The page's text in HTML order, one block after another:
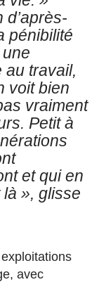
pénibilité
une
au travail,
voit bien
vraiment
Petit à
et qui en
là », glisse
avec